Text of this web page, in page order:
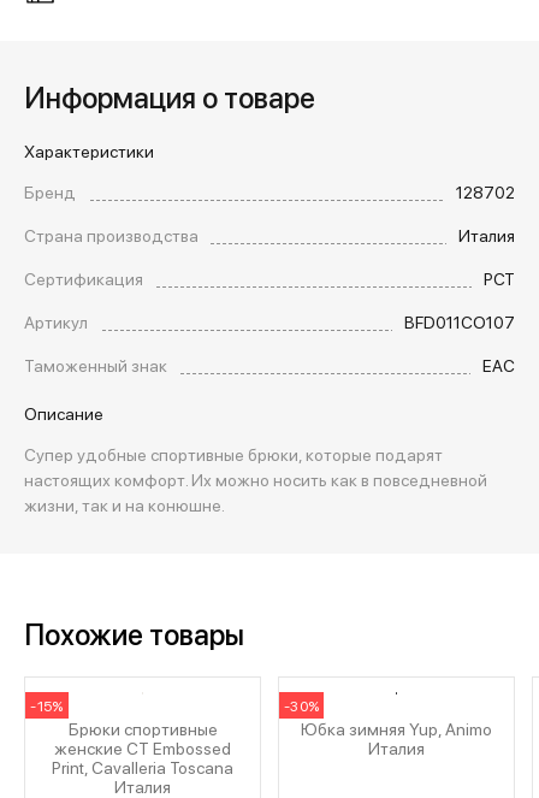
ОПЛАТА И ДОСТАВКА
Вход в личный кабинет
+7 (495) 139-66-00
обратный звонок
Информация о товаре
Характеристики
Бренд
128702
Страна производства
Италия
Сертификация
РСТ
Артикул
BFD011CO107
Таможенный знак
EAC
Описание
Супер удобные спортивные брюки, которые подарят
настоящих комфорт. Их можно носить как в повседневной
жизни, так и на конюшне.
Похожие товары
-15%
Брюки спортивные
женские CT Embossed
Print, Cavalleria Toscana
Италия
-30%
Юбка зимняя Yup, Animo
Италия